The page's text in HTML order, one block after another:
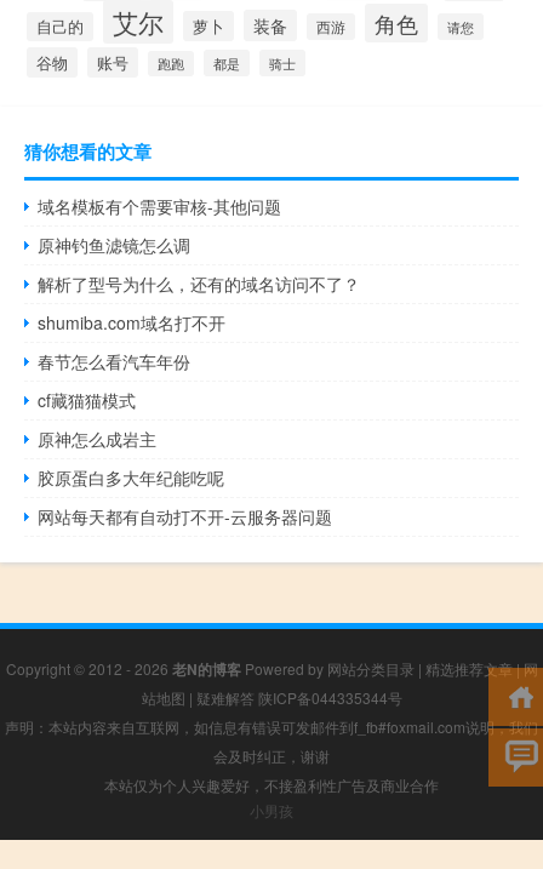
自己的 艾尔 萝卜 装备 西游 角色 请您
谷物 账号 跑跑 都是 骑士
猜你想看的文章
域名模板有个需要审核-其他问题
原神钓鱼滤镜怎么调
解析了型号为什么，还有的域名访问不了？
shumiba.com域名打不开
春节怎么看汽车年份
cf藏猫猫模式
原神怎么成岩主
胶原蛋白多大年纪能吃呢
网站每天都有自动打不开-云服务器问题
Copyright © 2012 - 2026 老N的博客Powered by 网站分类目录 | 精选推荐文章|网
站地图 | 疑难解答 陕ICP备044335344号
声明：本站内容来自互联网，如信息有错误可发邮件到f_fb#foxmail.com说明，我们
会及时纠正，谢谢
本站仅为个人兴趣爱好，不接盈利性广告及商业合作
小男孩